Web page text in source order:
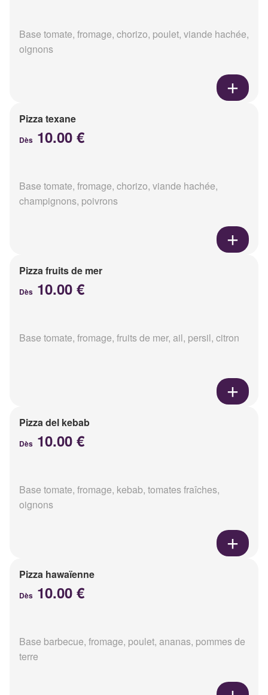
Base tomate, fromage, chorizo, poulet, viande hachée,
oignons
Pizza texane
Dès 10.00 €
Base tomate, fromage, chorizo, viande hachée,
champignons, poivrons
Pizza fruits de mer
Dès 10.00 €
Base tomate, fromage, fruits de mer, ail, persil, citron
Pizza del kebab
Dès 10.00 €
Base tomate, fromage, kebab, tomates fraîches,
oignons
Pizza hawaïenne
Dès 10.00 €
Base barbecue, fromage, poulet, ananas, pommes de
terre